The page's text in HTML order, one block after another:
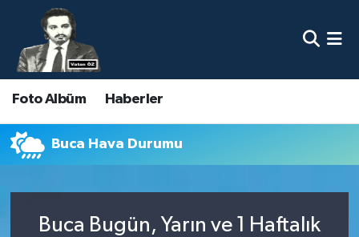
Foto Albüm Haberler
Buca Hava Durumu
Buca Bugün, Yarın ve 1 Haftalık
Nöbetçi Eczaneler
Hava Durumu
Namaz Vakitleri
Süper Lig Puan Durumu ve Fikstür